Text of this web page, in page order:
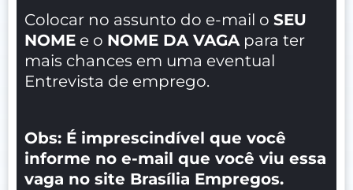
Colocar no assunto do e-mail o SEU
NOME e o NOME DA VAGA para ter
mais chances em uma eventual
Entrevista de emprego.
Obs: É imprescindível que você
informe no e-mail que você viu essa
vaga no site Brasília Empregos.